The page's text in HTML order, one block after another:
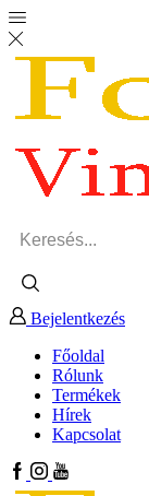
input
Bejelentkezés
Főoldal
Rólunk
Termékek
Hírek
Kapcsolat
Facebook
Instagram
Youtube